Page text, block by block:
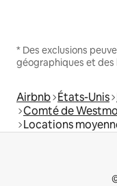
* Des exclusions
géographiques et des
Airbnb États-Unis
Comté de
Locations